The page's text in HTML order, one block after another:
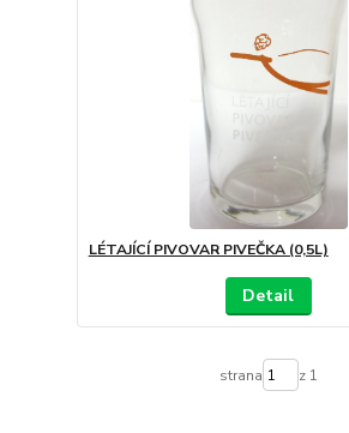
LÉTAJÍCÍ PIVOVAR PIVEČKA (0,5L)
Detail
strana z 1